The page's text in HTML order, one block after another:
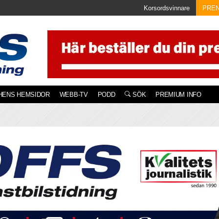
Korsordsvinnare
HEMSIDOR WEBB-TV PODD SÖK PREMIUM INFO